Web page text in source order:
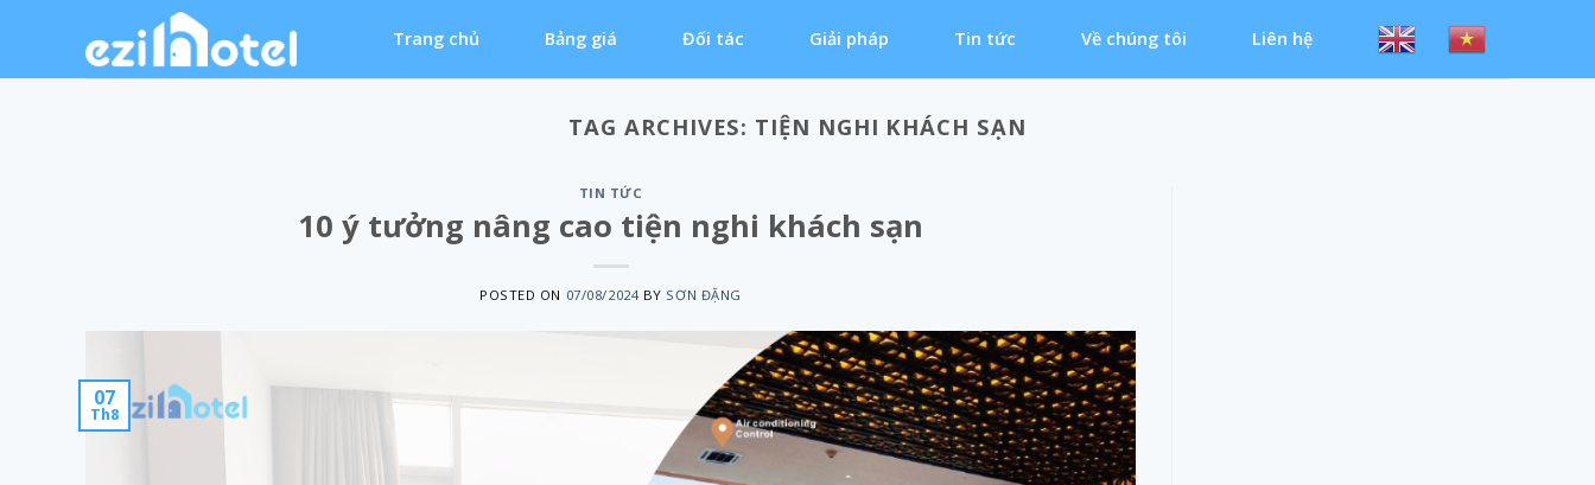
content
Trang chủ Bảng giá Đối tác Giải pháp Tin tức Về chúng tôi Liên hệ
TAG ARCHIVES: TIỆN NGHI KHÁCH SẠN
TIN TỨC
10 ý tưởng nâng cao tiện nghi khách sạn
POSTED ON 07/08/2024BY SƠN ĐẶNG
07
Th8